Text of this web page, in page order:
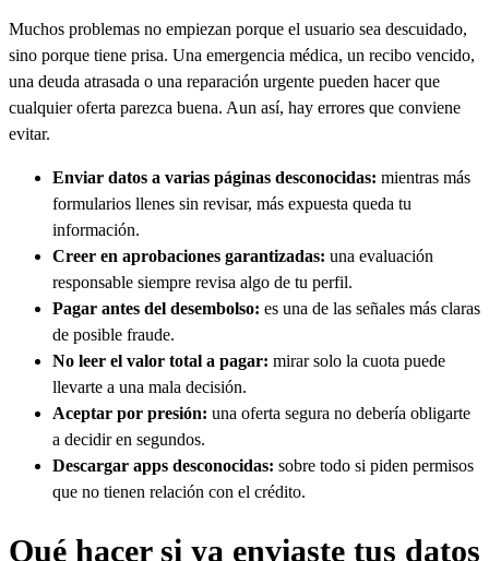
Muchos problemas no empiezan porque el usuario sea descuidado,
sino porque tiene prisa. Una emergencia médica, un recibo vencido,
una deuda atrasada o una reparación urgente pueden hacer que
cualquier oferta parezca buena. Aun así, hay errores que conviene
evitar.
Enviar datos a varias páginas desconocidas: mientras más
formularios llenes sin revisar, más expuesta queda tu
información.
Creer en aprobaciones garantizadas: una evaluación
responsable siempre revisa algo de tu perfil.
Pagar antes del desembolso: es una de las señales más claras
de posible fraude.
No leer el valor total a pagar: mirar solo la cuota puede
llevarte a una mala decisión.
Aceptar por presión: una oferta segura no debería obligarte
a decidir en segundos.
Descargar apps desconocidas: sobre todo si piden permisos
que no tienen relación con el crédito.
Qué hacer si ya enviaste tus datos